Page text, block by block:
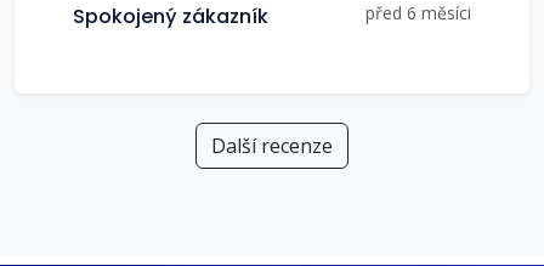
Spokojený zákazník před 6 měsíci
Další recenze